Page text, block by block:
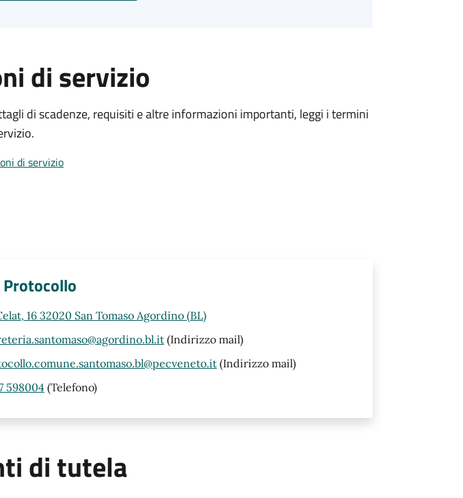
di servizio
di scadenze, requisiti e altre informazioni importanti, leggi i termini
di servizio
16 32020 San Tomaso Agordino (BL)
(Indirizzo mail)
(Indirizzo mail)
598004(Telefono)
di tutela